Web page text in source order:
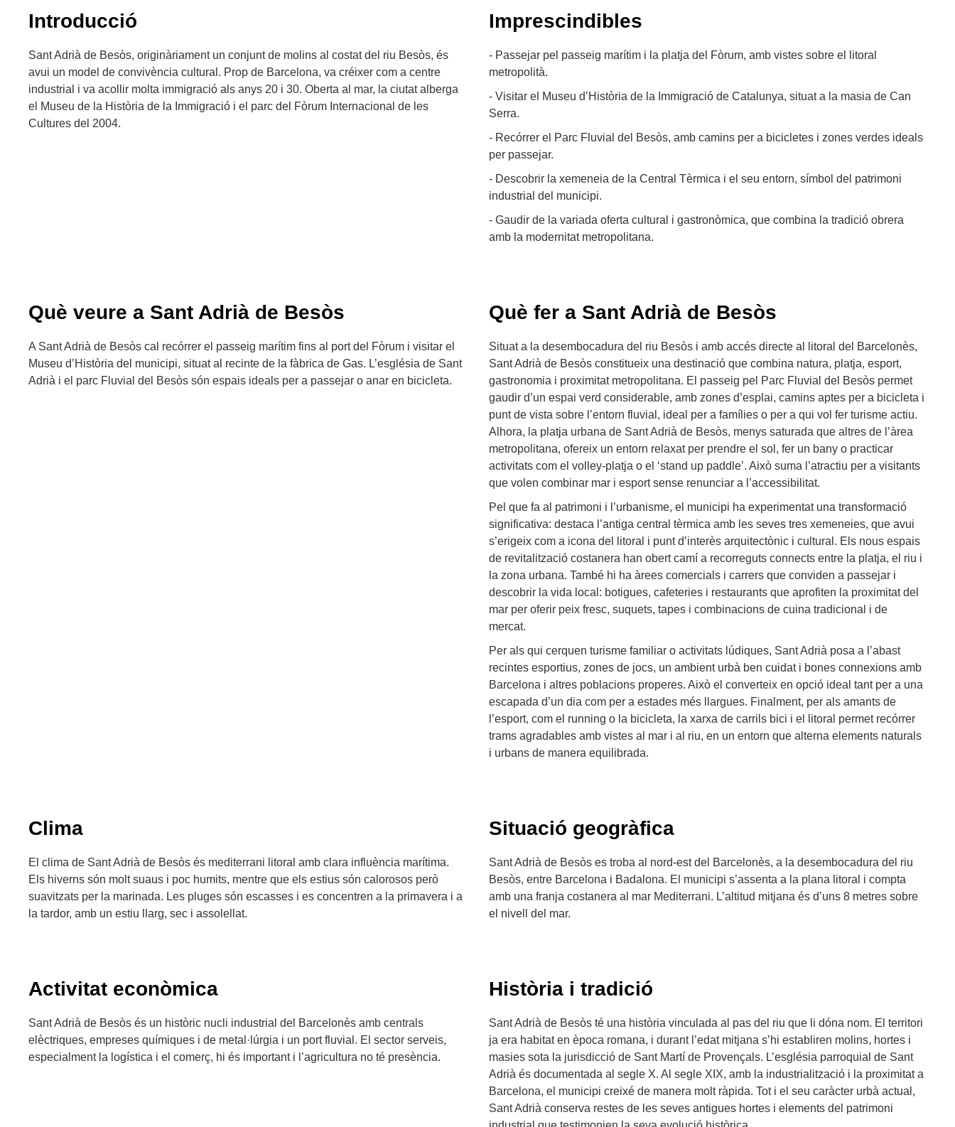
Introducció
Sant Adrià de Besòs, originàriament un conjunt de molins al costat del riu Besòs, és
avui un model de convivència cultural. Prop de Barcelona, va créixer com a centre
industrial i va acollir molta immigració als anys 20 i 30. Oberta al mar, la ciutat alberga
el Museu de la Història de la Immigració i el parc del Fòrum Internacional de les
Cultures del 2004.
Imprescindibles
- Passejar pel passeig marítim i la platja del Fòrum, amb vistes sobre el litoral
metropolità.
- Visitar el Museu d’Història de la Immigració de Catalunya, situat a la masia de Can
Serra.
- Recórrer el Parc Fluvial del Besòs, amb camins per a bicicletes i zones verdes ideals
per passejar.
- Descobrir la xemeneia de la Central Tèrmica i el seu entorn, símbol del patrimoni
industrial del municipi.
- Gaudir de la variada oferta cultural i gastronòmica, que combina la tradició obrera
amb la modernitat metropolitana.
Què veure a Sant Adrià de Besòs
A Sant Adrià de Besòs cal recórrer el passeig marítim fins al port del Fòrum i visitar el
Museu d’Història del municipi, situat al recinte de la fàbrica de Gas. L’església de Sant
Adrià i el parc Fluvial del Besòs són espais ideals per a passejar o anar en bicicleta.
Què fer a Sant Adrià de Besòs
Situat a la desembocadura del riu Besòs i amb accés directe al litoral del Barcelonès,
Sant Adrià de Besòs constitueix una destinació que combina natura, platja, esport,
gastronomia i proximitat metropolitana. El passeig pel Parc Fluvial del Besòs permet
gaudir d’un espai verd considerable, amb zones d’esplai, camins aptes per a bicicleta i
punt de vista sobre l’entorn fluvial, ideal per a famílies o per a qui vol fer turisme actiu.
Alhora, la platja urbana de Sant Adrià de Besòs, menys saturada que altres de l’àrea
metropolitana, ofereix un entorn relaxat per prendre el sol, fer un bany o practicar
activitats com el volley-platja o el ‘stand up paddle’. Això suma l’atractiu per a visitants
que volen combinar mar i esport sense renunciar a l’accessibilitat.
Pel que fa al patrimoni i l’urbanisme, el municipi ha experimentat una transformació
significativa: destaca l’antiga central tèrmica amb les seves tres xemeneies, que avui
s’erigeix com a icona del litoral i punt d’interès arquitectònic i cultural. Els nous espais
de revitalització costanera han obert camí a recorreguts connects entre la platja, el riu i
la zona urbana. També hi ha àrees comercials i carrers que conviden a passejar i
descobrir la vida local: botigues, cafeteries i restaurants que aprofiten la proximitat del
mar per oferir peix fresc, suquets, tapes i combinacions de cuina tradicional i de
mercat.
Per als qui cerquen turisme familiar o activitats lúdiques, Sant Adrià posa a l’abast
recintes esportius, zones de jocs, un ambient urbà ben cuidat i bones connexions amb
Barcelona i altres poblacions properes. Això el converteix en opció ideal tant per a una
escapada d’un dia com per a estades més llargues. Finalment, per als amants de
l’esport, com el running o la bicicleta, la xarxa de carrils bici i el litoral permet recórrer
trams agradables amb vistes al mar i al riu, en un entorn que alterna elements naturals
i urbans de manera equilibrada.
Clima
El clima de Sant Adrià de Besòs és mediterrani litoral amb clara influència marítima.
Els hiverns són molt suaus i poc humits, mentre que els estius són calorosos però
suavitzats per la marinada. Les pluges són escasses i es concentren a la primavera i a
la tardor, amb un estiu llarg, sec i assolellat.
Situació geogràfica
Sant Adrià de Besòs es troba al nord-est del Barcelonès, a la desembocadura del riu
Besòs, entre Barcelona i Badalona. El municipi s’assenta a la plana litoral i compta
amb una franja costanera al mar Mediterrani. L’altitud mitjana és d’uns 8 metres sobre
el nivell del mar.
Activitat econòmica
Sant Adrià de Besòs és un històric nucli industrial del Barcelonès amb centrals
elèctriques, empreses químiques i de metal·lúrgia i un port fluvial. El sector serveis,
especialment la logística i el comerç, hi és important i l’agricultura no té presència.
Història i tradició
Sant Adrià de Besòs té una història vinculada al pas del riu que li dóna nom. El territori
ja era habitat en època romana, i durant l’edat mitjana s’hi establiren molins, hortes i
masies sota la jurisdicció de Sant Martí de Provençals. L’església parroquial de Sant
Adrià és documentada al segle X. Al segle XIX, amb la industrialització i la proximitat a
Barcelona, el municipi creixé de manera molt ràpida. Tot i el seu caràcter urbà actual,
Sant Adrià conserva restes de les seves antigues hortes i elements del patrimoni